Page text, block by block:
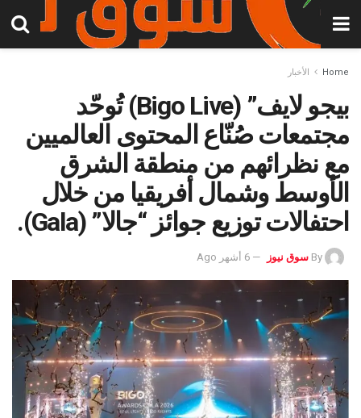
Home الأخبار
بيجو لايف” (Bigo Live) تُوحّد
مجتمعات صُنّاع المحتوى العالميين
مع نظرائهم من منطقة الشرق
الأوسط وشمال أفريقيا من خلال
احتفالات توزيع جوائز “جالا” (Gala).
By سوق نيوز 6 أشهر Ago